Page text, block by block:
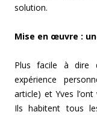
solution.
Mise en œuvre :
Plus facile à dire
expérience
article) et Yves
Ils habitent tous